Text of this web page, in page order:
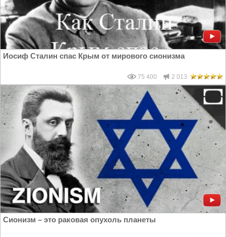
Иосиф Сталин спас Крым от мирового сионизма
75 400 2 013
Сионизм – это раковая опухоль планеты